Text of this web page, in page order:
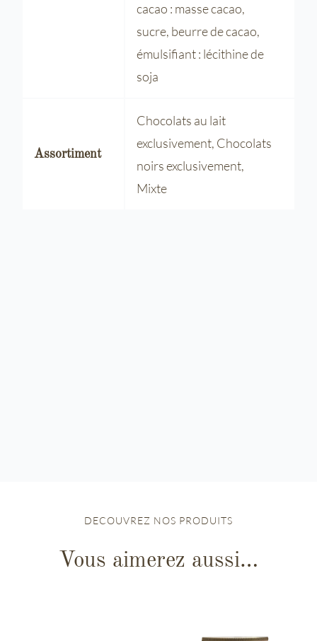
cacao : masse cacao,
sucre, beurre de cacao,
émulsifiant : lécithine de
soja
Assortiment
Chocolats au lait
exclusivement, Chocolats
noirs exclusivement,
Mixte
DECOUVREZ NOS PRODUITS
Vous aimerez aussi…